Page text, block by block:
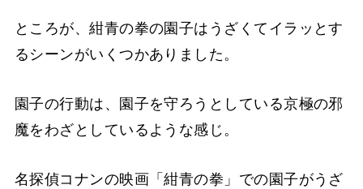
ところが、紺青の拳の園子はうざくてイラッとす
るシーンがいくつかありました。
園子の行動は、園子を守ろうとしている京極の邪
魔をわざとしているような感じ。
名探偵コナンの映画「紺青の拳」での園子がうざ